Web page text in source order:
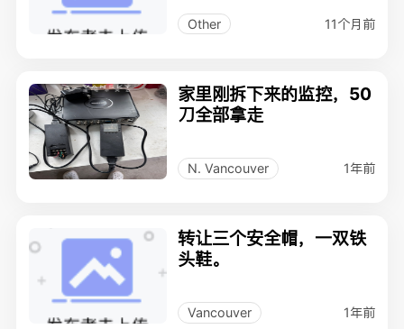
Other 11个月前
家里刚拆下来的监控，50
刀全部拿走
N. Vancouver 1年前
转让三个安全帽，一双铁
头鞋。
Vancouver 1年前